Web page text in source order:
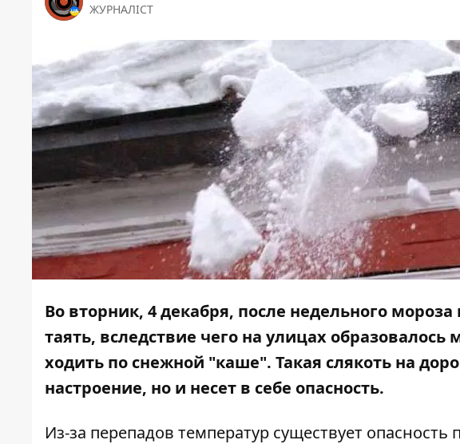
ЖУРНАЛІСТ
Во вторник, 4 декабря, после недельного мороза
таять, вследствие чего на улицах
ходить по снежной "каше". Такая слякоть на
настроение, но и несет в себе опасность.
Из-за перепадов температур существует